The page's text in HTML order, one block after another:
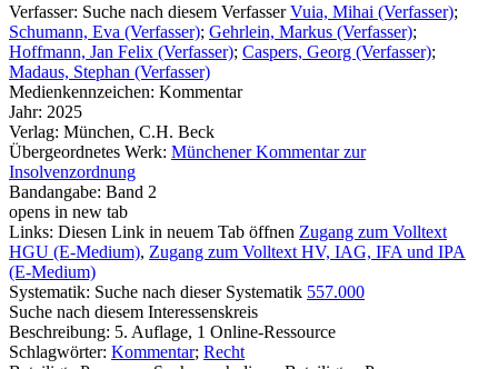
Verfasser: Suche nach diesem Verfasser Vuia, Mihai (Verfasser);
Schumann, Eva (Verfasser); Gehrlein, Markus (Verfasser);
Hoffmann, Jan Felix (Verfasser); Caspers, Georg (Verfasser);
Madaus, Stephan (Verfasser)
Medienkennzeichen: Kommentar
Jahr: 2025
Verlag: München, C.H. Beck
Übergeordnetes Werk: Münchener Kommentar zur
Insolvenzordnung
Bandangabe: Band 2
opens in new tab
Links: Diesen Link in neuem Tab öffnen Zugang zum Volltext
HGU (E-Medium), Zugang zum Volltext HV, IAG, IFA und IPA
(E-Medium)
Systematik: Suche nach dieser Systematik 557.000
Suche nach diesem Interessenskreis
Beschreibung: 5. Auflage, 1 Online-Ressource
Schlagwörter: Kommentar; Recht